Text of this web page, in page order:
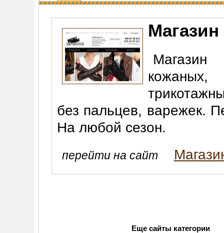
Магазин
Магазин
без пальцев, варежек.
На любой сезон.
перейти на сайт
Еще сайты категории